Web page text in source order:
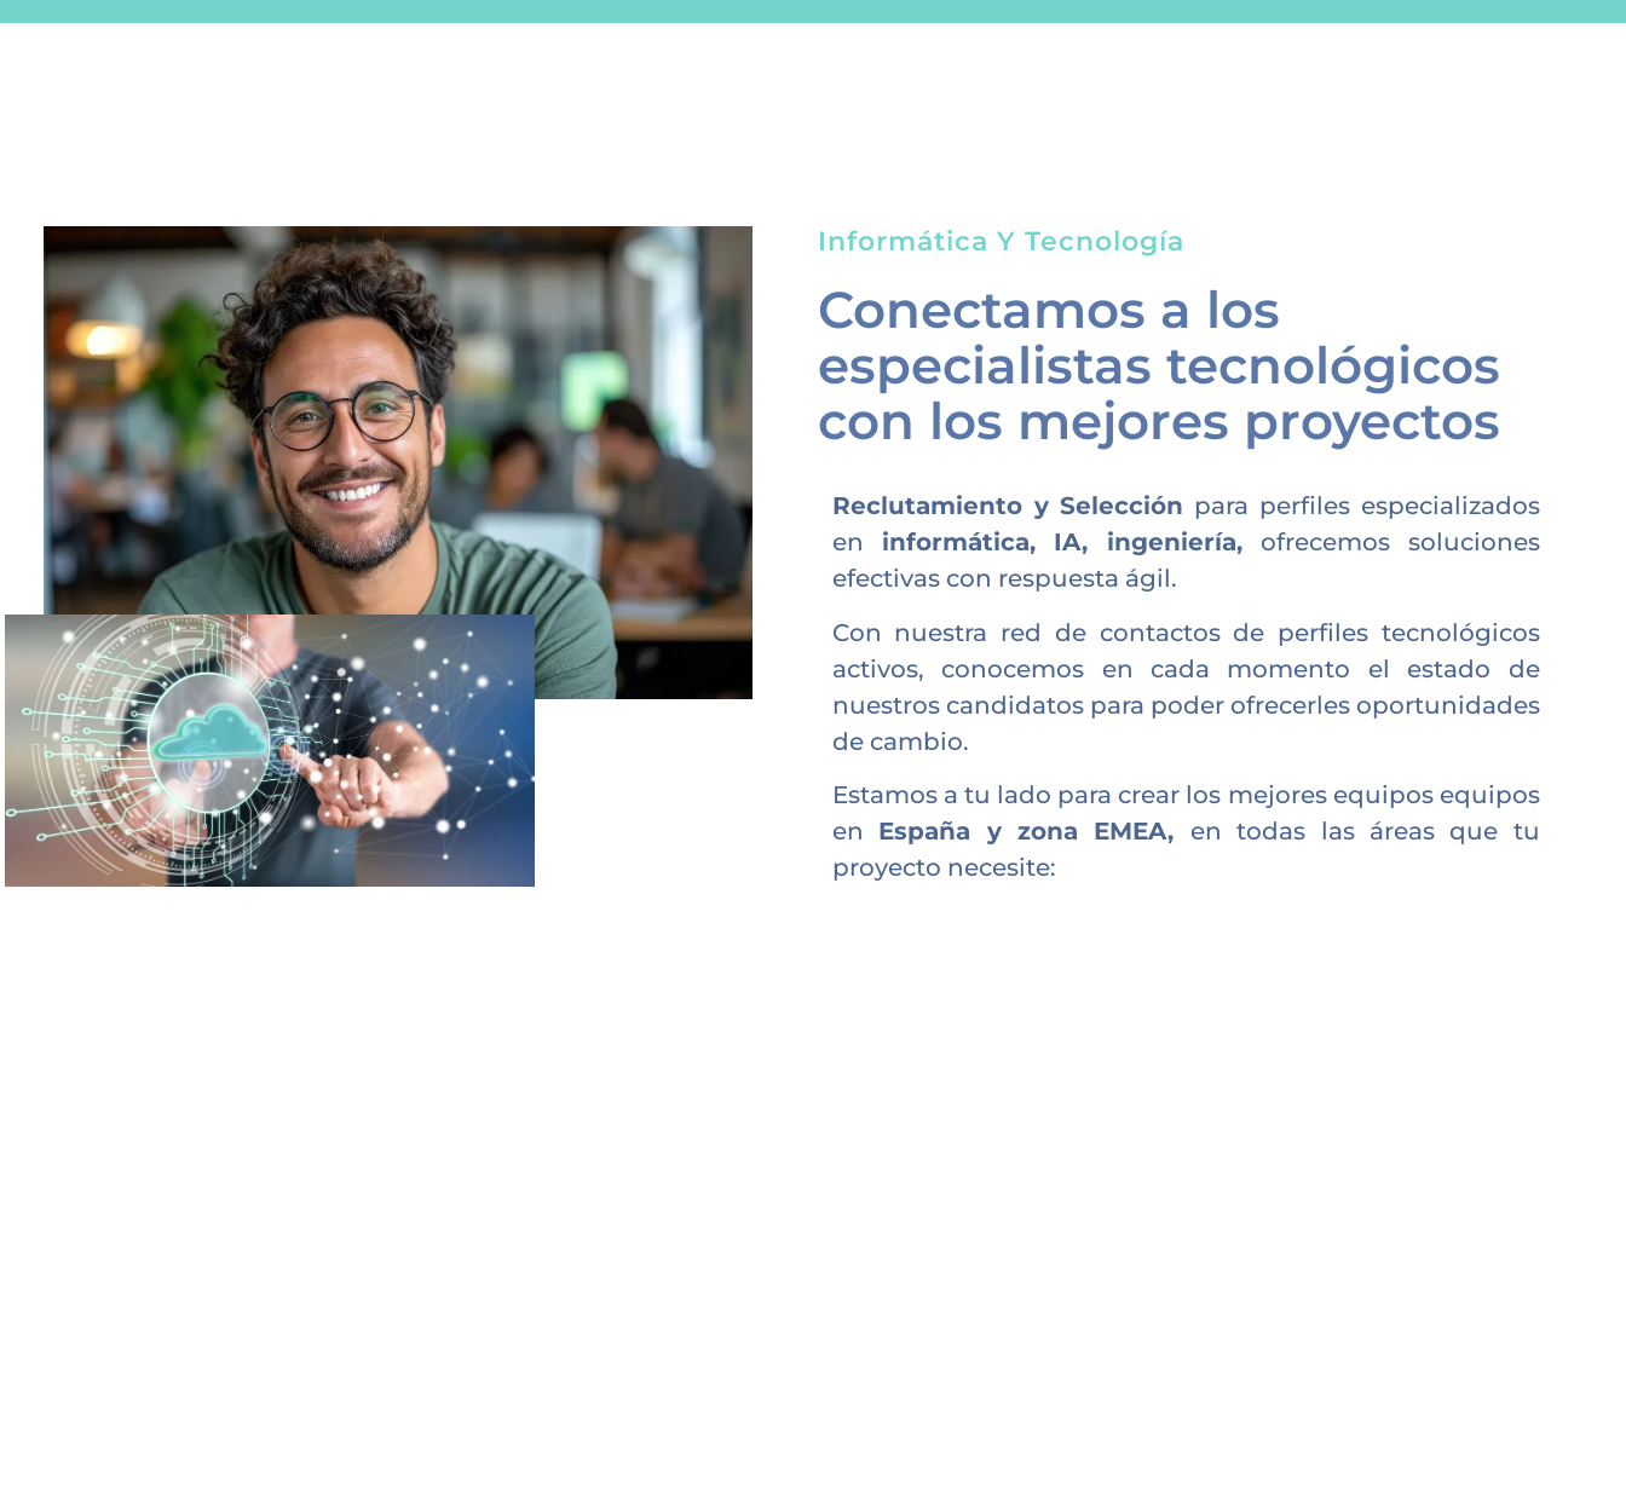
Informática Y Tecnología
Conectamos a los
especialistas tecnológicos
con los mejores proyectos
Reclutamiento y Selección para perfiles especializados
en informática, IA, ingeniería, ofrecemos soluciones
efectivas con respuesta ágil.
Con nuestra red de contactos de perfiles tecnológicos
activos, conocemos en cada momento el estado de
nuestros candidatos para poder ofrecerles oportunidades
de cambio.
Estamos a tu lado para crear los mejores equipos equipos
en España y zona EMEA, en todas las áreas que tu
proyecto necesite: